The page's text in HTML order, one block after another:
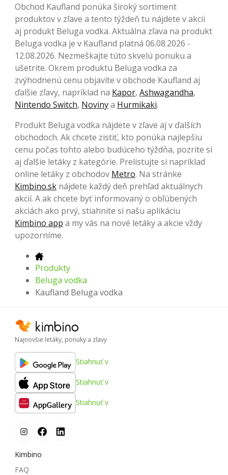
Obchod Kaufland ponúka široký sortiment
produktov v zľave a tento týždeň tu nájdete v akcii
aj produkt Beluga vodka. Aktuálna zľava na produkt
Beluga vodka je v Kaufland platná 06.08.2026 -
12.08.2026. Nezmeškajte túto skvelú ponuku a
ušetrite. Okrem produktu Beluga vodka za
zvýhodnenú cenu objavíte v obchode Kaufland aj
ďalšie zľavy, napríklad na Kapor, Ashwagandha,
Nintendo Switch, Novinya Hurmikaki.
Produkt Beluga vodka nájdete v zľave aj v ďalších
obchodoch. Ak chcete zistiť, kto ponúka najlepšiu
cenu počas tohto alebo budúceho týždňa, pozrite si
aj ďalšie letáky z kategórie. Prelistujte si napríklad
online letáky z obchodov Metro. Na stránke
Kimbino.sk nájdete každý deň prehľad aktuálnych
akcií. A ak chcete byť informovaný o obľúbených
akciách ako prvý, stiahnite si našu aplikáciu
Kimbino app a my vás na nové letáky a akcie vždy
upozorníme.
Produkty
Beluga vodka
Kaufland Beluga vodka
Najnovšie letáky, ponuky a zľavy
Stiahnuť v
Stiahnuť v
Stiahnuť v
Kimbino
FAQ